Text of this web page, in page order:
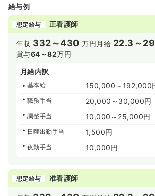
給与例
想定給与 正看護師
年収 332～430 万円 月給 22.3～29
賞与64～82万円
月給内訳
基本給 150,000～192,000
職務手当 20,000～30,000円
調整手当 10,000～25,000円
日曜出勤手当 1,500円
夜勤手当 10,000円
想定給与 准看護師